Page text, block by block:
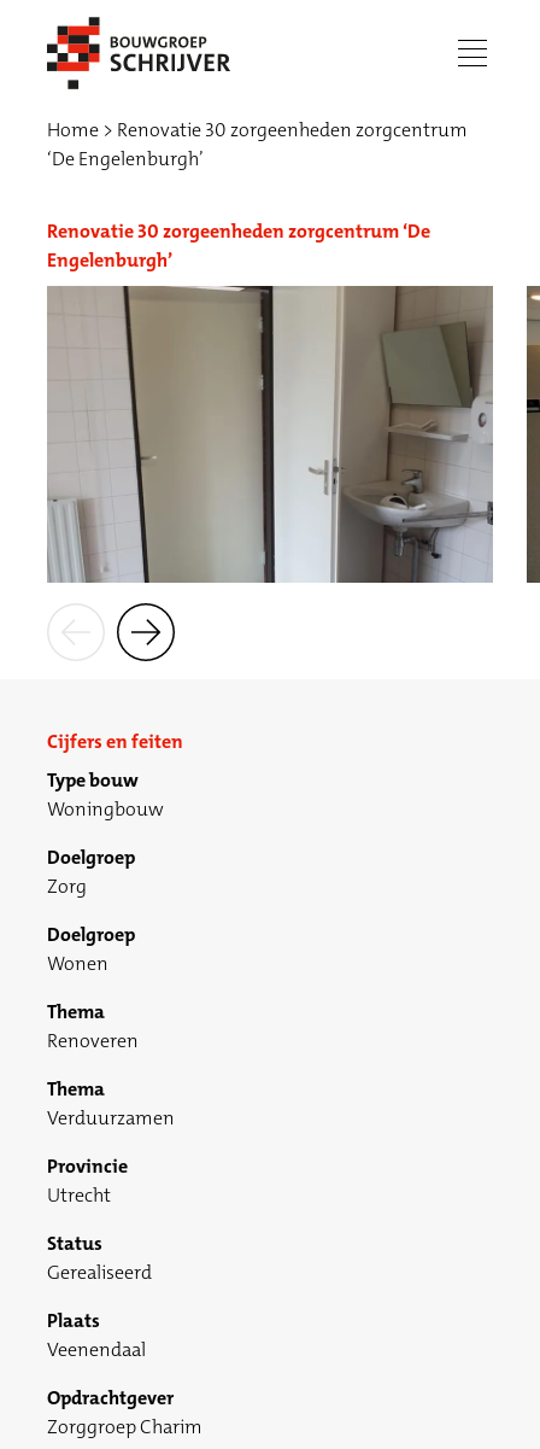
menu
Home
Renovatie 30 zorgeenheden zorgcentrum
‘De Engelenburgh’
Renovatie 30 zorgeenheden zorgcentrum ‘De
Engelenburgh’
Cijfers en feiten
Type bouw
Woningbouw
Doelgroep
Zorg
Doelgroep
Wonen
Thema
Renoveren
Thema
Verduurzamen
Provincie
Utrecht
Status
Gerealiseerd
Plaats
Veenendaal
Opdrachtgever
Zorggroep Charim